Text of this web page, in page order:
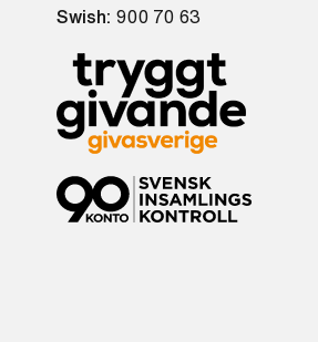
Swish: 900 70 63